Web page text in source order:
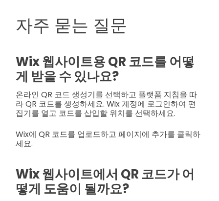
자주 묻는 질문
Wix 웹사이트용 QR 코드를 어떻
게 받을 수 있나요?
온라인 QR 코드 생성기를 선택하고 플랫폼 지침을 따
라 QR 코드를 생성하세요. Wix 계정에 로그인하여 편
집기를 열고 코드를 삽입할 위치를 선택하세요.
Wix에 QR 코드를 업로드하고 페이지에 추가를 클릭하
세요.
Wix 웹사이트에서 QR 코드가 어
떻게 도움이 될까요?